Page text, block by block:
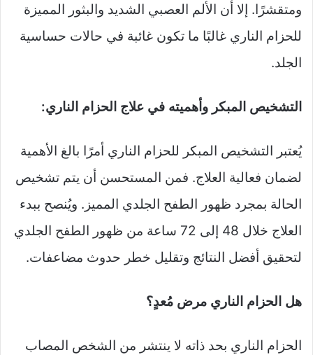
ومتقشرًا. إلا أن الألم العصبي الشديد والبثور المميزة
للحزام الناري غالبًا ما تكون غائبة في حالات حساسية
الجلد.
التشخيص المبكر وأهميته في علاج الحزام الناري:
يُعتبر التشخيص المبكر للحزام الناري أمرًا بالغ الأهمية
لضمان فعالية العلاج. فمن المستحسن أن يتم تشخيص
الحالة بمجرد ظهور الطفح الجلدي المميز. ويُنصح ببدء
العلاج خلال 48 إلى 72 ساعة من ظهور الطفح الجلدي
لتحقيق أفضل النتائج وتقليل خطر حدوث مضاعفات.
هل الحزام الناري مرض مُعدٍ؟
الحزام الناري بحد ذاته لا ينتشر من الشخص المصاب